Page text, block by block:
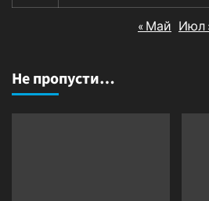
« Май Июл
Не пропусти…